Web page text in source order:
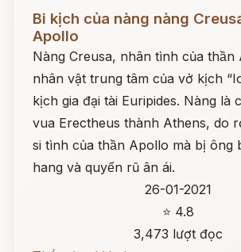
Bi kịch của nàng nàng
Apollo
Nàng Creusa, nhân tình của thần
nhân vật trung tâm của vở kịch
kịch gia đại tài Euripides. Nàng là
vua Erectheus thành Athens, do
si tình của thần Apollo mà bị ông
hang và quyến rũ ân ái.
26-01-2021
⭐ 4.8
3,473 lượt đọc